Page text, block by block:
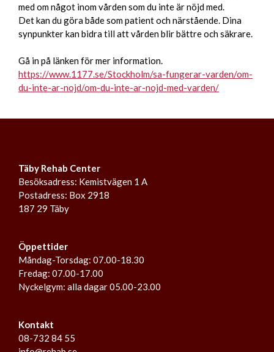
med om något inom vården som du inte är nöjd med.
Det kan du göra både som patient och närstående. Dina
synpunkter kan bidra till att vården blir bättre och säkrare.
Gå in på länken för mer information.
https://www.1177.se/Stockholm/sa-fungerar-varden/om-
du-inte-ar-nojd/om-du-inte-ar-nojd-med-varden/
Täby Rehab Center
Besöksadress: Kemistvägen 1 A
Postadress: Box 2918
187 29 Täby
Öppettider
Måndag-Torsdag: 07.00-18.30
Fredag: 07.00-17.00
Nyckelgym: alla dagar 05.00-23.00
Kontakt
08-732 84 55